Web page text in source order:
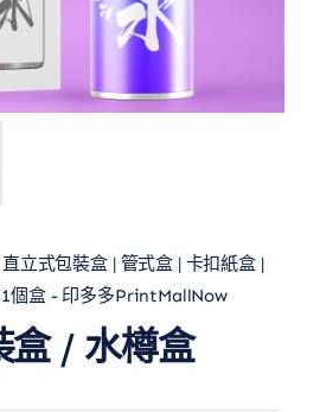
立式包裝盒 | 管式盒 | 卡扣紙盒 |
個盒 - 印多多PrintMallNow
盒 / 水樽盒